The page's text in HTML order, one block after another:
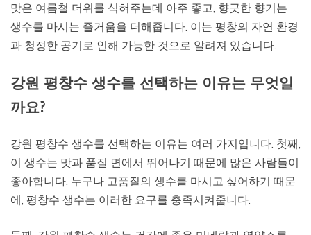
맛은 여름철 더위를 식혀주는데 아주 좋고, 향긋한 향기는
생수를 마시는 즐거움을 더해줍니다. 이는 평창의 자연 환경
과 청정한 공기로 인해 가능한 것으로 알려져 있습니다.
강원 평창수 생수를 선택하는 이유는 무엇일
까요?
강원 평창수 생수를 선택하는 이유는 여러 가지입니다. 첫째,
이 생수는 맛과 품질 면에서 뛰어나기 때문에 많은 사람들이
좋아합니다. 누구나 고품질의 생수를 마시고 싶어하기 때문
에, 평창수 생수는 이러한 요구를 충족시켜줍니다.